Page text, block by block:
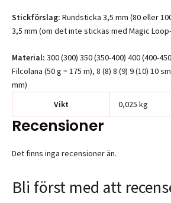
Stickförslag: Rundsticka 3,5 mm (80 eller
3,5 mm (om det inte stickas med Magic
Material: 300 (300) 350 (350-400) 400 (400-
Filcolana (50 g = 175 m), 8 (8) 8 (9) 9 (10) 10
mm)
Vikt
0,025 kg
Recensioner
Det finns inga recensioner än.
Bli först med att